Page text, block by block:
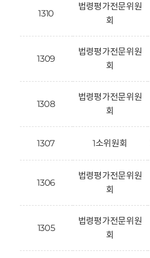
1310
법령평가전문위원
회
1309
법령평가전문위원
회
1308
법령평가전문위원
회
1307 1소위원회
1306
법령평가전문위원
회
1305
법령평가전문위원
회